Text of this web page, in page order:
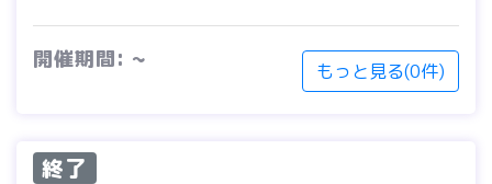
開催期間: ~ もっと見る(0件)
終了